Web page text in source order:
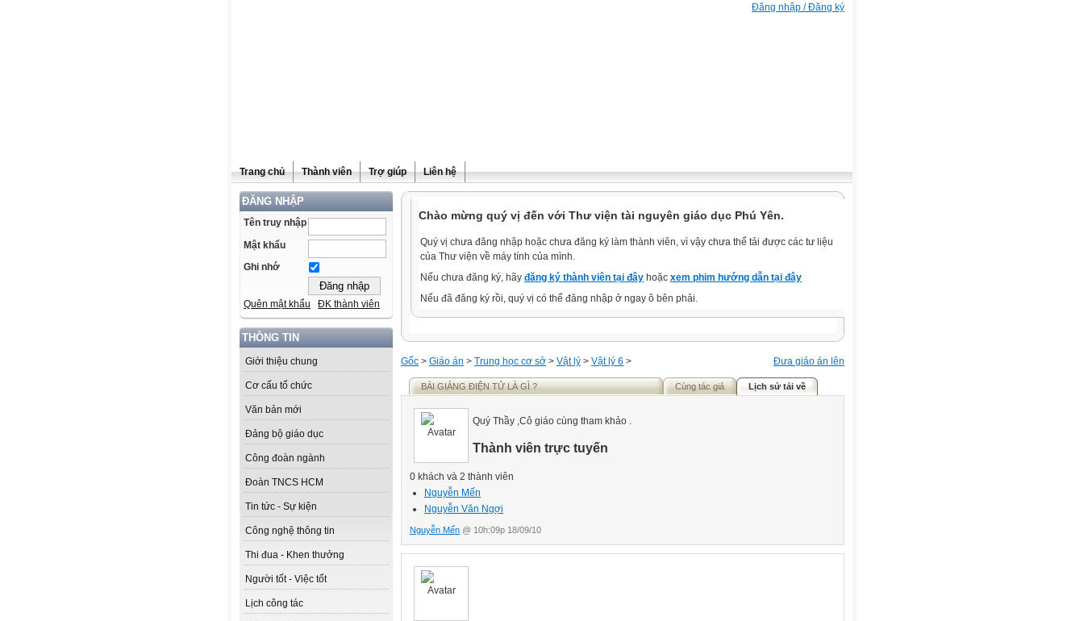
Đăng nhập / Đăng ký
Trang chủ Thành viên Trợ giúp Liên hệ
ĐĂNG NHẬP
Tên truy nhập
Mật khẩu
Ghi nhớ
Quên mật khẩu ĐK thành viên
THÔNG TIN
Giới thiệu chung
Cơ cấu tổ chức
Văn bản mới
Đảng bộ giáo dục
Công đoàn ngành
Đoàn TNCS HCM
Tin tức - Sự kiện
Công nghệ thông tin
Thi đua - Khen thưởng
Người tốt - Việc tốt
Lịch công tác
Chào mừng quý vị đến với Thư viện tài nguyên giáo dục Phú Yên.
Quý vị chưa đăng nhập hoặc chưa đăng ký làm thành viên, vì vậy chưa thể tải được các tư liệu
của Thư viện về máy tính của mình.
Nếu chưa đăng ký, hãy đăng ký thành viên tại đây hoặc xem phim hướng dẫn tại đây
Nếu đã đăng ký rồi, quý vị có thể đăng nhập ở ngay ô bên phải.
Đưa giáo án lên
Gốc > Giáo án > Trung học cơ sở > Vật lý > Vật lý 6 >
BÀI GIẢNG ĐIỆN TỬ LÀ GÌ ? Cùng tác giả Lịch sử tải về
Quý Thầy ,Cô giáo cùng tham khảo .
Thành viên trực tuyến
0 khách và 2 thành viên
Nguyễn Mến
Nguyễn Văn Ngợi
Nguyễn Mến @ 10h:09p 18/09/10